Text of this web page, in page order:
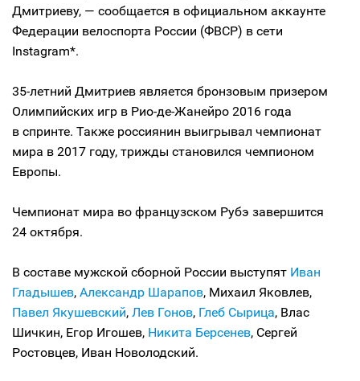
Дмитриеву, — сообщается в официальном аккаунте
Федерации велоспорта России (ФВСР) в сети
Instagram*.
35-летний Дмитриев является бронзовым призером
Олимпийских игр в Рио-де-Жанейро 2016 года
в спринте. Также россиянин выигрывал чемпионат
мира в 2017 году, трижды становился чемпионом
Европы.
Чемпионат мира во французском Рубэ завершится
24 октября.
В составе мужской сборной России выступят Иван
Гладышев, Александр Шарапов, Михаил Яковлев,
Павел Якушевский, Лев Гонов, Глеб Сырица, Влас
Шичкин, Егор Игошев, Никита Берсенев, Сергей
Ростовцев, Иван Новолодский.